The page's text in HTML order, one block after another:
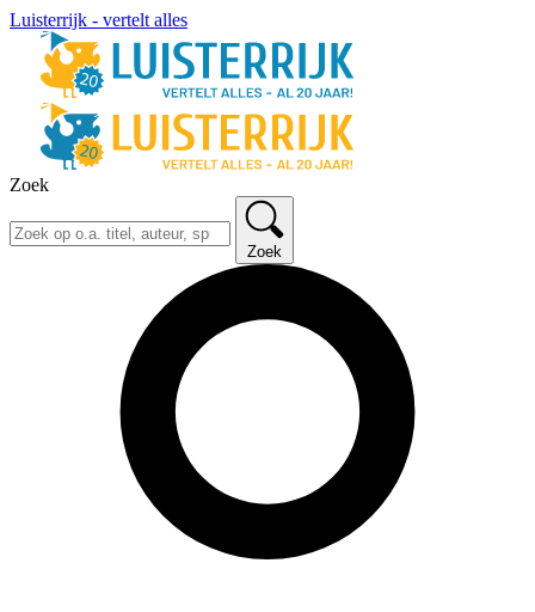
Luisterrijk - vertelt alles
Zoek
Zoek